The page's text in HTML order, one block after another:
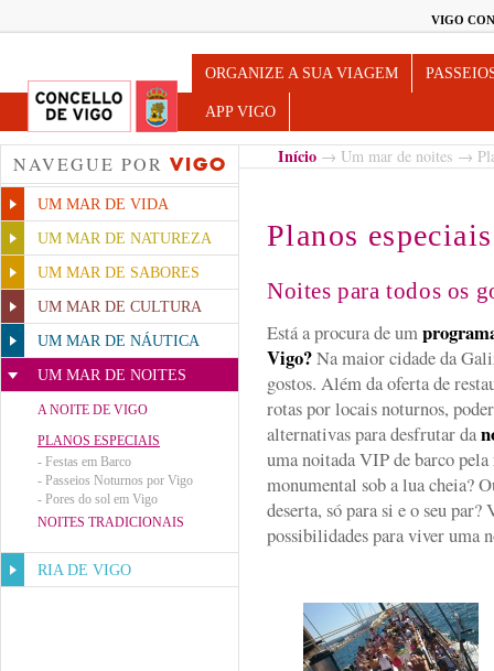
VIGO
Turismo de Vigo
ORGANIZE A SUA VIAGEM
APP VIGO
NAVEGUE POR VIGO
UM MAR DE VIDA
UM MAR DE NATUREZA
UM MAR DE SABORES
UM MAR DE CULTURA
UM MAR DE NÁUTICA
UM MAR DE NOITES
A NOITE DE VIGO
PLANOS ESPECIAIS
- Festas em Barco
- Passeios Noturnos por Vigo
- Pores do sol em Vigo
NOITES TRADICIONAIS
RIA DE VIGO
Início → Um mar de noites →
Planos especiais
Noites para todos os
Está a procura de um
Vigo?Na maior cidade da
gostos. Além da oferta de
rotas por locais noturnos,
alternativas para desfrutar da
uma noitada VIP de barco
monumental sob a lua cheia?
deserta, só para si e o seu
possibilidades para viver uma